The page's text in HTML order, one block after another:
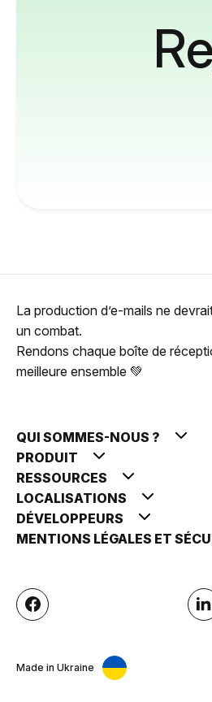
La production d’e-mails ne
un combat.
Rendons chaque boîte de
meilleure ensemble 💚
QUI SOMMES-NOUS ?
PRODUIT
RESSOURCES
LOCALISATIONS
DÉVELOPPEURS
MENTIONS LÉGALES ET
Made in Ukraine